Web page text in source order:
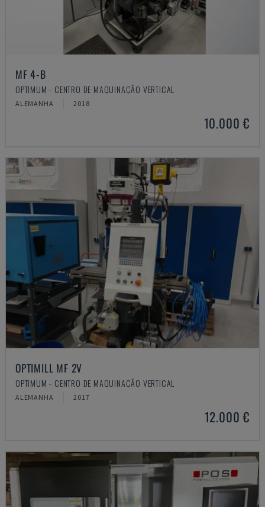
MF 4-B
OPTIMUM - CENTRO DE MAQUINAÇÃO VERTICAL
ALEMANHA 2018
10.000 €
OPTIMILL MF 2V
OPTIMUM - CENTRO DE MAQUINAÇÃO VERTICAL
ALEMANHA 2017
12.000 €